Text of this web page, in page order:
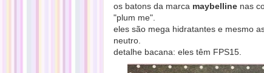
os batons da marca maybelline nas
"plum me".
eles são mega hidratantes e mesmo
neutro.
detalhe bacana: eles têm FPS15.